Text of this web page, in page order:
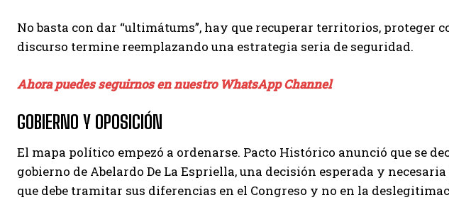
No basta con dar “ultimátums”, hay que recuperar territorios, proteger
discurso termine reemplazando una estrategia seria de seguridad.
Ahora puedes seguirnos en nuestro WhatsApp Channel
GOBIERNO Y OPOSICIÓN
El mapa político empezó a ordenarse. Pacto Histórico anunció que se
gobierno de Abelardo De La Espriella, una decisión esperada y
que debe tramitar sus diferencias en el Congreso y no en la